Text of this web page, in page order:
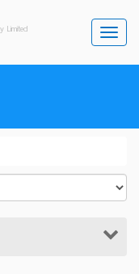
Limited